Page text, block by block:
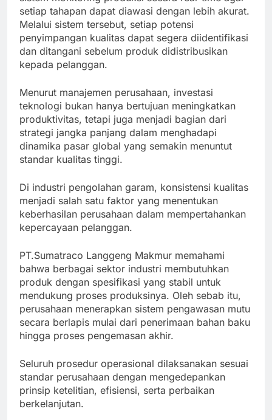
setiap tahapan dapat diawasi dengan lebih akurat.
Melalui sistem tersebut, setiap potensi
penyimpangan kualitas dapat segera diidentifikasi
dan ditangani sebelum produk didistribusikan
kepada pelanggan.
Menurut manajemen perusahaan, investasi
teknologi bukan hanya bertujuan meningkatkan
produktivitas, tetapi juga menjadi bagian dari
strategi jangka panjang dalam menghadapi
dinamika pasar global yang semakin menuntut
standar kualitas tinggi.
Di industri pengolahan garam, konsistensi kualitas
menjadi salah satu faktor yang menentukan
keberhasilan perusahaan dalam mempertahankan
kepercayaan pelanggan.
PT.Sumatraco Langgeng Makmur memahami
bahwa berbagai sektor industri membutuhkan
produk dengan spesifikasi yang stabil untuk
mendukung proses produksinya. Oleh sebab itu,
perusahaan menerapkan sistem pengawasan mutu
secara berlapis mulai dari penerimaan bahan baku
hingga proses pengemasan akhir.
Seluruh prosedur operasional dilaksanakan sesuai
standar perusahaan dengan mengedepankan
prinsip ketelitian, efisiensi, serta perbaikan
berkelanjutan.